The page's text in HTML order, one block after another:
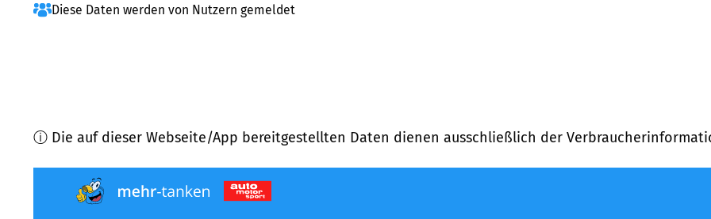
Diese Daten werden von Nutzern gemeldet
ⓘ Die auf dieser Webseite/App bereitgestellten Daten dienen ausschließlich der